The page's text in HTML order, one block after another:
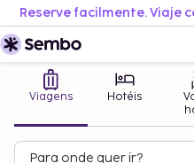
Viagens Hotéis
Para onde quer ir?